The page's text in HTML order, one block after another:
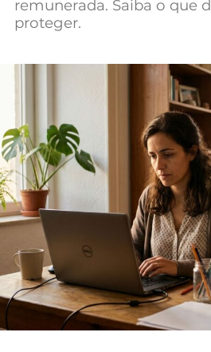
remunerada. Saiba o que
proteger.